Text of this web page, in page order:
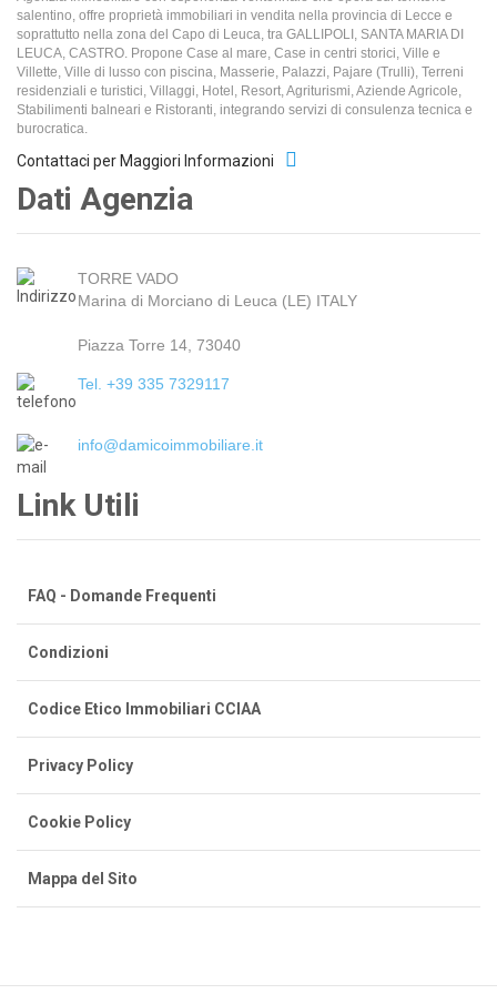
salentino, offre proprietà immobiliari in vendita nella provincia di Lecce e
soprattutto nella zona del Capo di Leuca, tra GALLIPOLI, SANTA MARIA DI
LEUCA, CASTRO. Propone Case al mare, Case in centri storici, Ville e
Villette, Ville di lusso con piscina, Masserie, Palazzi, Pajare (Trulli), Terreni
residenziali e turistici, Villaggi, Hotel, Resort, Agriturismi, Aziende Agricole,
Stabilimenti balneari e Ristoranti, integrando servizi di consulenza tecnica e
burocratica.
Contattaci per Maggiori Informazioni
Dati Agenzia
TORRE VADO
Marina di Morciano di Leuca (LE) ITALY
Piazza Torre 14, 73040
Tel. +39 335 7329117
info@damicoimmobiliare.it
Link Utili
FAQ - Domande Frequenti
Condizioni
Codice Etico Immobiliari CCIAA
Privacy Policy
Cookie Policy
Mappa del Sito